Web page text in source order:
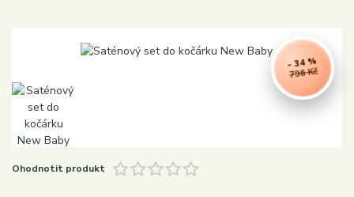
796 Kč
- 34 %
Ohodnotit produkt